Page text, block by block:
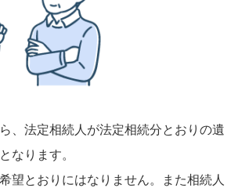
、法定相続人が法定相続分とおりの遺
なります。
望とおりにはなりません。また相続人